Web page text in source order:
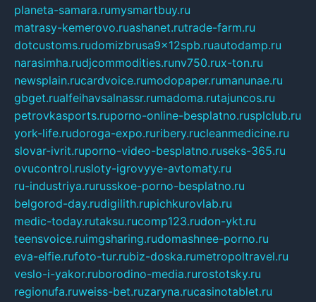
planeta-samara.rumysmartbuy.ru
matrasy-kemerovo.ruashanet.rutrade-farm.ru
dotcustoms.rudomizbrusa9x12spb.ruautodamp.ru
narasimha.rudjcommodities.runv750.rux-ton.ru
newsplain.rucardvoice.rumodopaper.rumanunae.ru
gbget.rualfeihavsalnassr.rumadoma.rutajuncos.ru
petrovkasports.ruporno-online-besplatno.rusplclub.ru
york-life.rudoroga-expo.ruribery.rucleanmedicine.ru
slovar-ivrit.ruporno-video-besplatno.ruseks-365.ru
ovucontrol.rusloty-igrovyye-avtomaty.ru
ru-industriya.rurusskoe-porno-besplatno.ru
belgorod-day.rudigilith.rupichkurovlab.ru
medic-today.rutaksu.rucomp123.rudon-ykt.ru
teensvoice.ruimgsharing.rudomashnee-porno.ru
eva-elfie.rufoto-tur.rubiz-doska.rumetropoltravel.ru
veslo-i-yakor.ruborodino-media.rurostotsky.ru
regionufa.ruweiss-bet.ruzaryna.rucasinotablet.ru